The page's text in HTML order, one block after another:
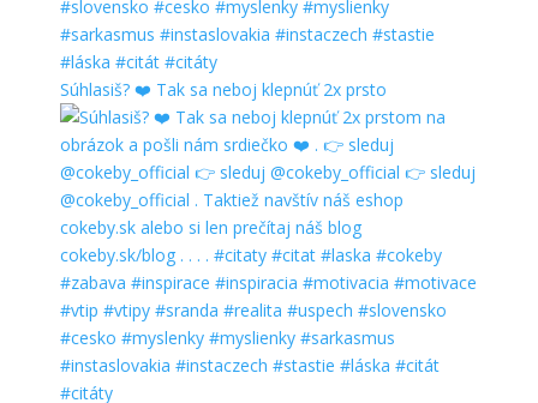
Súhlasiš? ❤️ Tak sa neboj klepnúť 2x prsto